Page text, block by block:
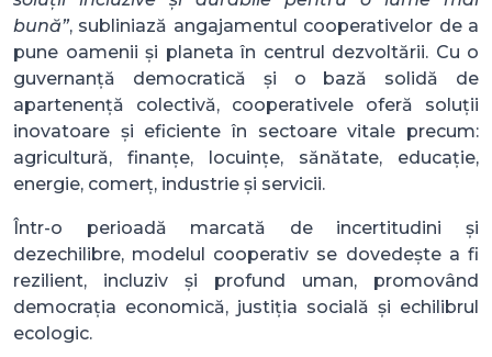
bună”, subliniază angajamentul cooperativelor de a
pune oamenii și planeta în centrul dezvoltării. Cu o
guvernanță democratică și o bază solidă de
apartenență colectivă, cooperativele oferă soluții
inovatoare și eficiente în sectoare vitale precum:
agricultură, finanțe, locuințe, sănătate, educație,
energie, comerț, industrie și servicii.
Într-o perioadă marcată de incertitudini și
dezechilibre, modelul cooperativ se dovedește a fi
rezilient, incluziv și profund uman, promovând
democrația economică, justiția socială și echilibrul
ecologic.